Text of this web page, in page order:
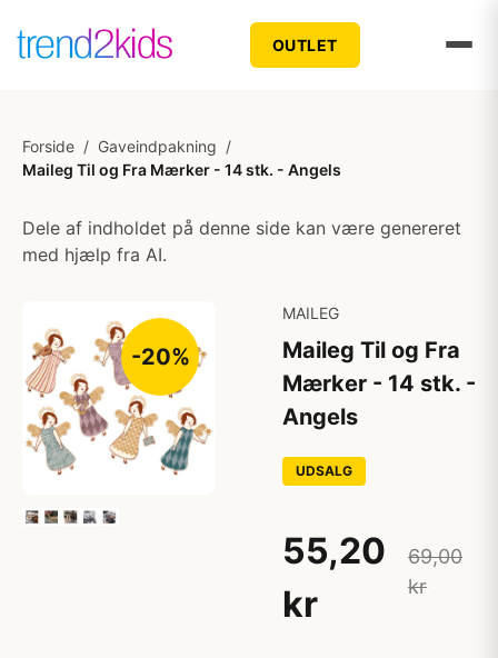
OUTLET
Forside / Gaveindpakning /
Maileg Til og Fra Mærker - 14 stk. - Angels
Dele af indholdet på denne side kan være genereret
med hjælp fra AI.
-20%
MAILEG
Maileg Til og Fra
Mærker - 14 stk. -
Angels
UDSALG
55,20
kr
69,00
kr